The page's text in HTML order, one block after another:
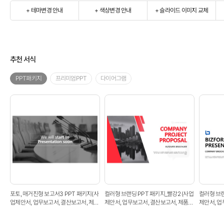
+ 테마변경 안내 + 색상변경 안내 + 슬라이드 이미지 교체
추천 서식
PPT패키지 프리미엄PPT 다이어그램
포토, 매거진형 보고서3 PPT 패키지(사
업제안서, 업무보고서, 결산보고서, 제품
컬러형 브랜딩 PPT 패키지_빨강2 (사업
제안서, 업무보고서, 결산보고서, 제품제
컬러형 브
제안서, 업